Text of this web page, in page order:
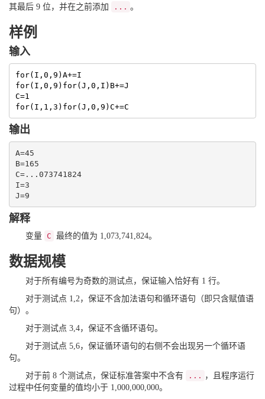
其最后 9 位，并在之前添加
... 。
样例
输入
for(I,0,9)A+=I
for(I,0,9)for(J,0,I)B+=J
C=1
for(I,1,3)for(J,0,9)C+=C
输出
A=45
B=165
C=...073741824
I=3
J=9
解释
变量 C 最终的值为 1,073,741,824。
数据规模
对于所有编号为奇数的测试点，保证输入恰好有 1 行。
对于测试点 1,2，保证不含加法语句和循环语句（即只含赋值语
句）。
对于测试点 3,4，保证不含循环语句。
对于测试点 5,6，保证循环语句的右侧不会出现另一个循环语
句。
对于前 8 个测试点，保证标准答案中不含有
... ，且程序运行
过程中任何变量的值均小于 1,000,000,000。